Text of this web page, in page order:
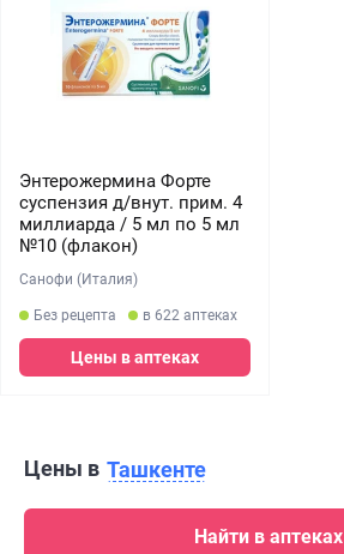
Энтерожермина Форте
суспензия д/внут. прим. 4
миллиарда / 5 мл по 5 мл
№10 (флакон)
Санофи (Италия)
Без рецепта в 622 аптеках
Цены в аптеках
Цены в Ташкенте
Найти в аптеках